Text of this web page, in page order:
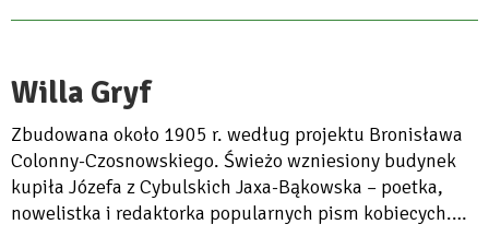
Willa Gryf
Zbudowana około 1905 r. według projektu Bronisława
Colonny-Czosnowskiego. Świeżo wzniesiony budynek
kupiła Józefa z Cybulskich Jaxa-Bąkowska – poetka,
nowelistka i redaktorka popularnych pism kobiecych.